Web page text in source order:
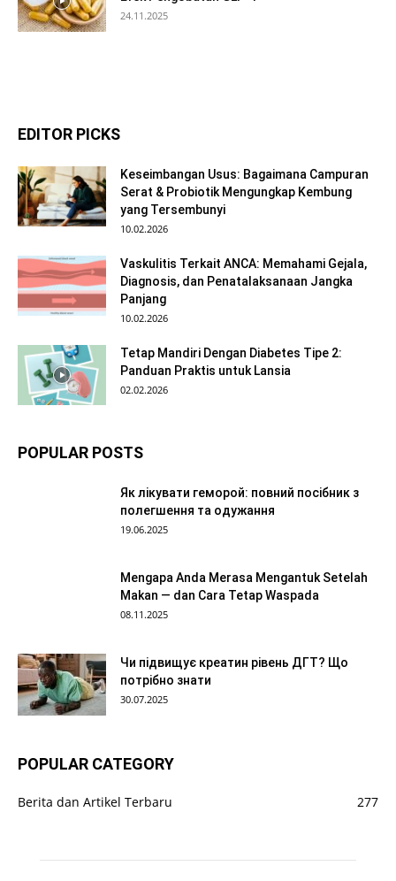
24.11.2025
EDITOR PICKS
Keseimbangan Usus: Bagaimana Campuran
Serat & Probiotik Mengungkap Kembung
yang Tersembunyi
10.02.2026
Vaskulitis Terkait ANCA: Memahami Gejala,
Diagnosis, dan Penatalaksanaan Jangka
Panjang
10.02.2026
Tetap Mandiri Dengan Diabetes Tipe 2:
Panduan Praktis untuk Lansia
02.02.2026
POPULAR POSTS
Як лікувати геморой: повний посібник з
полегшення та одужання
19.06.2025
Mengapa Anda Merasa Mengantuk Setelah
Makan — dan Cara Tetap Waspada
08.11.2025
Чи підвищує креатин рівень ДГТ? Що
потрібно знати
30.07.2025
POPULAR CATEGORY
Berita dan Artikel Terbaru 277